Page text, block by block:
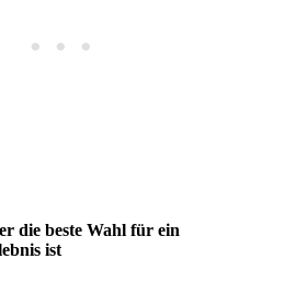
die beste Wahl für ein
ist